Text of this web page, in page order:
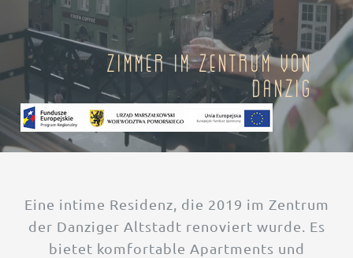
Zimmer im Zentrum von
Danzig
Eine intime Residenz, die 2019 im Zentrum
der Danziger Altstadt renoviert wurde. Es
bietet komfortable Apartments und